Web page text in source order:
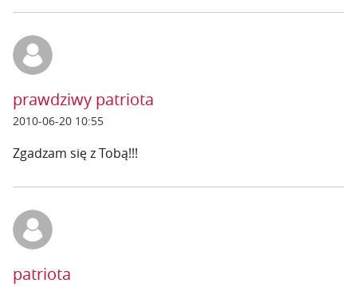
prawdziwy patriota
2010-06-20 10:55
Zgadzam się z Tobą!!!
patriota